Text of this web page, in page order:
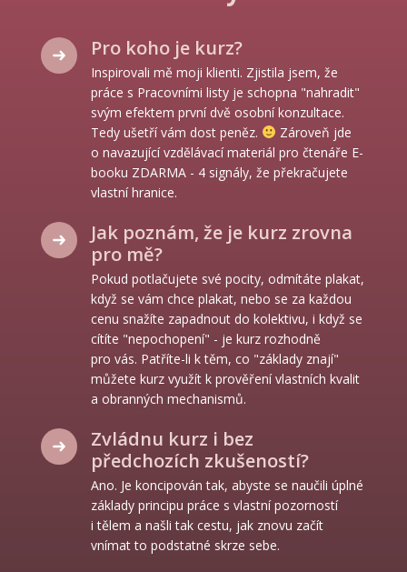
Pro koho je kurz?
Inspirovali mě moji klienti. Zjistila jsem, že
práce s Pracovními listy je schopna "nahradit"
svým efektem první dvě osobní konzultace.
Tedy ušetří vám dost peněz.
Zároveň jde
o navazující vzdělávací materiál pro čtenáře E-
booku ZDARMA - 4 signály, že překračujete
vlastní hranice.
Jak poznám, že je kurz zrovna
pro mě?
Pokud potlačujete své pocity, odmítáte plakat,
když se vám chce plakat, nebo se za každou
cenu snažíte zapadnout do kolektivu, i když se
cítíte "nepochopení" - je kurz rozhodně
pro vás. Patříte-li k těm, co "základy znají"
můžete kurz využít k prověření vlastních kvalit
a obranných mechanismů.
Zvládnu kurz i bez
předchozích zkušeností?
Ano. Je koncipován tak, abyste se naučili úplné
základy principu práce s vlastní pozorností
i tělem a našli tak cestu, jak znovu začít
vnímat to podstatné skrze sebe.